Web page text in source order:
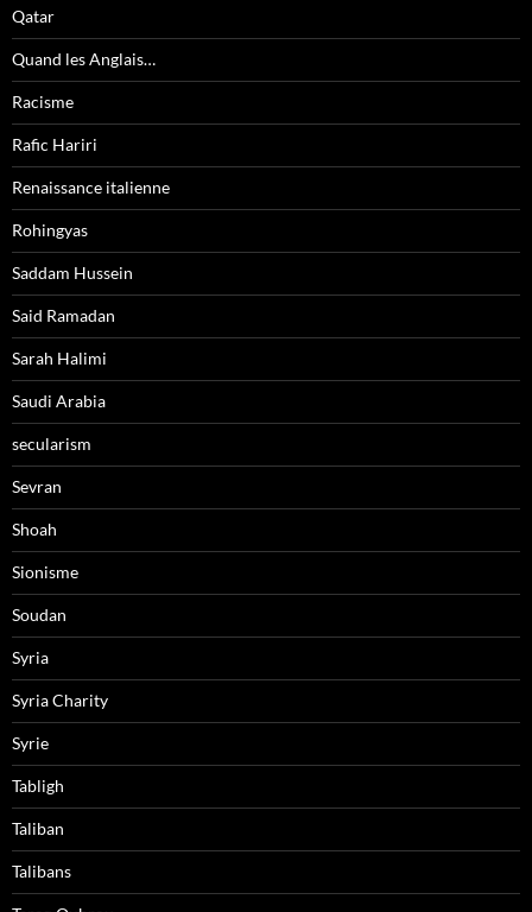
Qatar
Quand les Anglais…
Racisme
Rafic Hariri
Renaissance italienne
Rohingyas
Saddam Hussein
Said Ramadan
Sarah Halimi
Saudi Arabia
secularism
Sevran
Shoah
Sionisme
Soudan
Syria
Syria Charity
Syrie
Tabligh
Taliban
Talibans